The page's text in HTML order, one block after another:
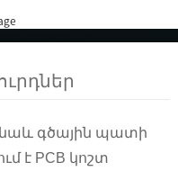
է նաև գծային պատի
է PCB կոշտ